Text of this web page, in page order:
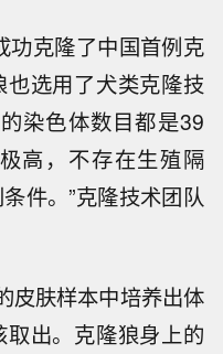
功克隆了中国首例克
选用了犬类克隆技
染色体数目都是39
高，不存在生殖隔
件。”克隆技术团队
皮肤样本中培养出体
出。克隆狼身上的